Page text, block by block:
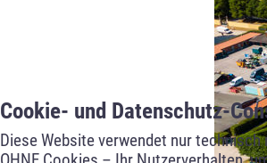
Cookie- und Datenschutz-
Diese Website verwendet nur